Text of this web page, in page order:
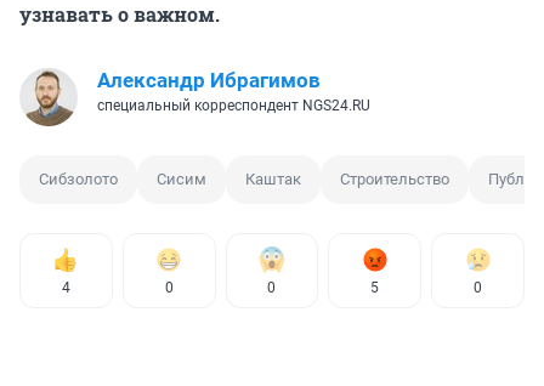
узнавать о важном.
Александр Ибрагимов
специальный корреспондент NGS24.RU
Сибзолото Сисим Каштак Строительство
4 0 0 5 0